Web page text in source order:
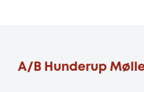
A/B Hunderup